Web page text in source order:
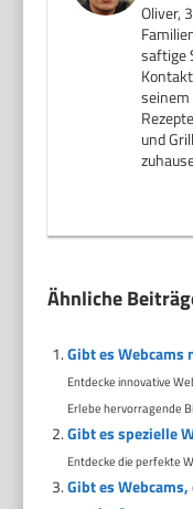
Oliver,
saftige
und
Ähnliche
Gibt es
Entdecke innovative
Erlebe hervorragende
Gibt es spezielle
Entdecke die perfekte
Gibt es